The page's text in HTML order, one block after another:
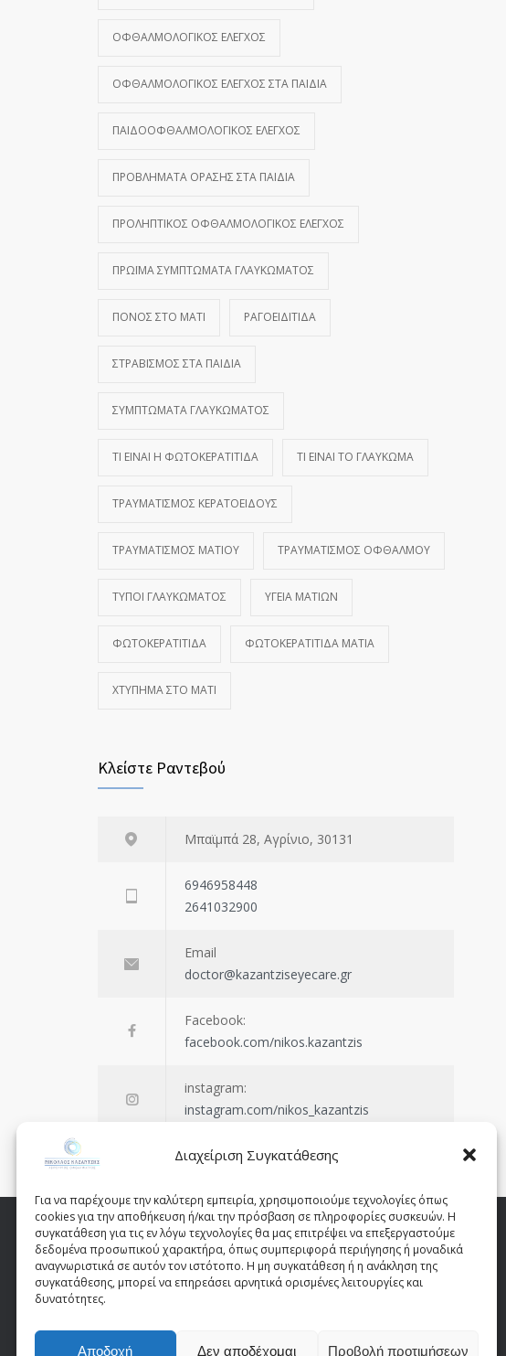
Διαχείριση Συγκατάθεσης
Για να παρέχουμε την καλύτερη εμπειρία, χρησιμοποιούμε τεχνολογίες όπως
cookies για την αποθήκευση ή/και την πρόσβαση σε πληροφορίες συσκευών. Η
συγκατάθεση για τις εν λόγω τεχνολογίες θα μας επιτρέψει να επεξεργαστούμε
δεδομένα προσωπικού χαρακτήρα, όπως συμπεριφορά περιήγησης ή μοναδικά
αναγνωριστικά σε αυτόν τον ιστότοπο. Η μη συγκατάθεση ή η ανάκληση της
συγκατάθεσης, μπορεί να επηρεάσει αρνητικά ορισμένες λειτουργίες και
δυνατότητες.
Αποδοχή Δεν αποδέχομαι Προβολή προτιμήσεων
ΟΦΘΑΛΜΟΛΟΓΙΚΌΣ ΈΛΕΓΧΟΣ
ΟΦΘΑΛΜΟΛΟΓΙΚΌΣ ΈΛΕΓΧΟΣ ΣΤΑ ΠΑΙΔΙΆ
ΠΑΙΔΟΟΦΘΑΛΜΟΛΟΓΙΚΌΣ ΈΛΕΓΧΟΣ
ΠΡΟΒΛΉΜΑΤΑ ΌΡΑΣΗΣ ΣΤΑ ΠΑΙΔΙΆ
ΠΡΟΛΗΠΤΙΚΌΣ ΟΦΘΑΛΜΟΛΟΓΙΚΌΣ ΈΛΕΓΧΟΣ
ΠΡΏΙΜΑ ΣΥΜΠΤΏΜΑΤΑ ΓΛΑΥΚΏΜΑΤΟΣ
ΠΌΝΟΣ ΣΤΟ ΜΆΤΙ ΡΑΓΟΕΙΔΊΤΙΔΑ
ΣΤΡΑΒΙΣΜΌΣ ΣΤΑ ΠΑΙΔΙΆ
ΣΥΜΠΤΏΜΑΤΑ ΓΛΑΥΚΏΜΑΤΟΣ
ΤΙ ΕΊΝΑΙ Η ΦΩΤΟΚΕΡΑΤΊΤΙΔΑ ΤΙ ΕΊΝΑΙ ΤΟ ΓΛΑΎΚΩΜΑ
ΤΡΑΥΜΑΤΙΣΜΌΣ ΚΕΡΑΤΟΕΙΔΟΎΣ
ΤΡΑΥΜΑΤΙΣΜΌΣ ΜΑΤΙΟΎ ΤΡΑΥΜΑΤΙΣΜΌΣ ΟΦΘΑΛΜΟΎ
ΤΎΠΟΙ ΓΛΑΥΚΏΜΑΤΟΣ ΥΓΕΊΑ ΜΑΤΙΏΝ
ΦΩΤΟΚΕΡΑΤΊΤΙΔΑ ΦΩΤΟΚΕΡΑΤΊΤΙΔΑ ΜΆΤΙΑ
ΧΤΎΠΗΜΑ ΣΤΟ ΜΆΤΙ
Κλείστε Ραντεβού
Μπαϊμπά 28, Αγρίνιο, 30131
6946958448
2641032900
Email
doctor@kazantziseyecare.gr
Facebook:
facebook.com/nikos.kazantzis
instagram:
instagram.com/nikos_kazantzis